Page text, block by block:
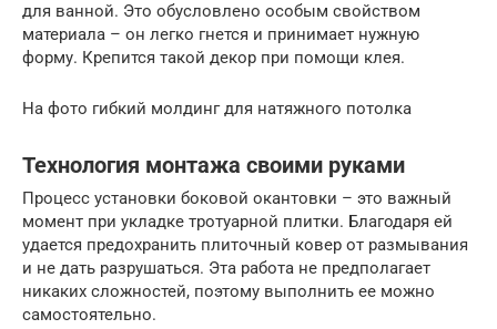
для ванной. Это обусловлено особым свойством
материала – он легко гнется и принимает нужную
форму. Крепится такой декор при помощи клея.
На фото гибкий молдинг для натяжного потолка
Технология монтажа своими руками
Процесс установки боковой окантовки – это важный
момент при укладке тротуарной плитки. Благодаря ей
удается предохранить плиточный ковер от размывания
и не дать разрушаться. Эта работа не предполагает
никаких сложностей, поэтому выполнить ее можно
самостоятельно.